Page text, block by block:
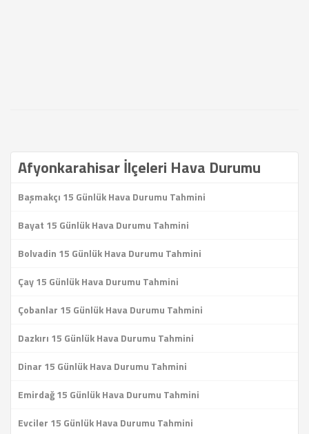
Afyonkarahisar İlçeleri Hava Durumu
Başmakçı 15 Günlük Hava Durumu Tahmini
Bayat 15 Günlük Hava Durumu Tahmini
Bolvadin 15 Günlük Hava Durumu Tahmini
Çay 15 Günlük Hava Durumu Tahmini
Çobanlar 15 Günlük Hava Durumu Tahmini
Dazkırı 15 Günlük Hava Durumu Tahmini
Dinar 15 Günlük Hava Durumu Tahmini
Emirdağ 15 Günlük Hava Durumu Tahmini
Evciler 15 Günlük Hava Durumu Tahmini